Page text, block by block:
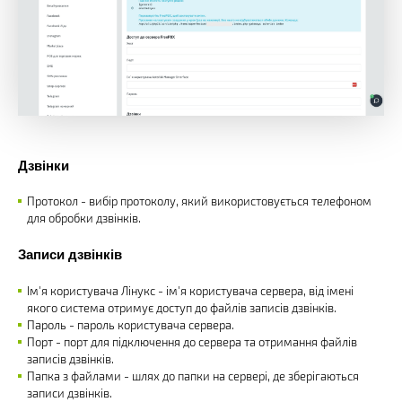
Дзвінки
Протокол - вибір протоколу, який використовується телефоном
для обробки дзвінків.
Записи дзвінків
Ім'я користувача Лінукс - ім'я користувача сервера, від імені
якого система отримує доступ до файлів записів дзвінків.
Пароль - пароль користувача сервера.
Порт - порт для підключення до сервера та отримання файлів
записів дзвінків.
Папка з файлами - шлях до папки на сервері, де зберігаються
записи дзвінків.